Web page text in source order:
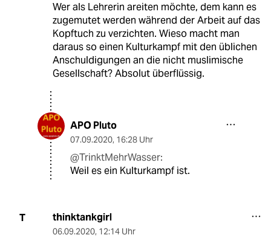
Wer als Lehrerin areiten möchte, dem kann es
zugemutet werden während der Arbeit auf das
Kopftuch zu verzichten. Wieso macht man
daraus so einen Kulturkampf mit den üblichen
Anschuldigungen an die nicht muslimische
Gesellschaft? Absolut überflüssig.
APO Pluto
07.09.2020, 16:28 Uhr
@TrinktMehrWasser:
Weil es ein Kulturkampf ist.
T thinktankgirl
06.09.2020, 12:14 Uhr